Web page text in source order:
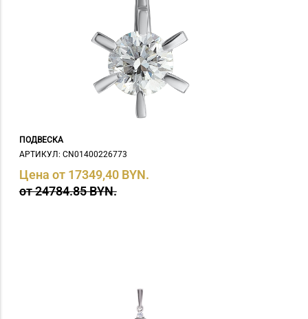
ПОДВЕСКА
АРТИКУЛ: СN01400226773
Цена от 17349,40 BYN.
от 24784.85 BYN.